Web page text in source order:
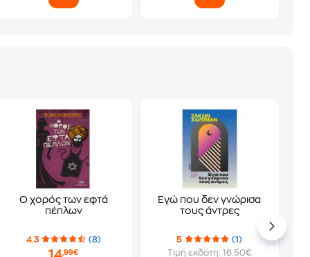
Ο χορός των εφτά
πέπλων
4.3 (8)
14,99€
Εγώ που δεν γνώρισα
τους άντρες
5
(1)
Τιμή εκδότη: 16.50€